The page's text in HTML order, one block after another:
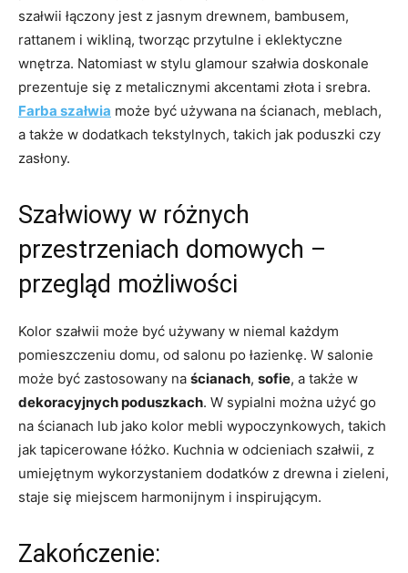
szałwii łączony jest z jasnym drewnem, bambusem,
rattanem i wikliną, tworząc przytulne i eklektyczne
wnętrza. Natomiast w stylu glamour szałwia doskonale
prezentuje się z metalicznymi akcentami złota i srebra.
Farba szałwia może być używana na ścianach, meblach,
a także w dodatkach tekstylnych, takich jak poduszki czy
zasłony.
Szałwiowy w różnych
przestrzeniach domowych –
przegląd możliwości
Kolor szałwii może być używany w niemal każdym
pomieszczeniu domu, od salonu po łazienkę. W salonie
może być zastosowany na ścianach, sofie, a także w
dekoracyjnych poduszkach. W sypialni można użyć go
na ścianach lub jako kolor mebli wypoczynkowych, takich
jak tapicerowane łóżko. Kuchnia w odcieniach szałwii, z
umiejętnym wykorzystaniem dodatków z drewna i zieleni,
staje się miejscem harmonijnym i inspirującym.
Zakończenie: